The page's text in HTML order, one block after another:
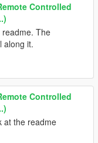
Controlled
readme. The
along it.
Controlled
at the readme